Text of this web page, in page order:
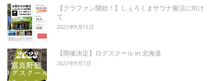
【クラファン開始！】しぇろくまサウナ復活に向け
て
2023年9月15日
【開催決定】ログスクール in 北海道
2023年9月7日